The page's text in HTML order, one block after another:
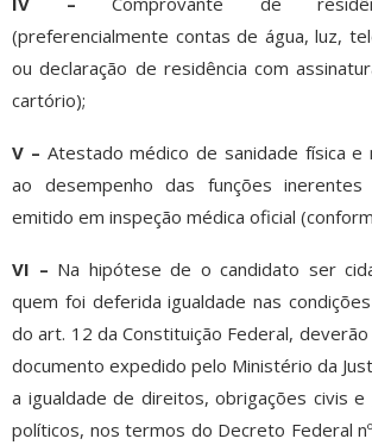
(preferencialmente contas de água, luz,
ou declaração de residência com
cartório);
V – Atestado médico de sanidade física e
ao desempenho das funções
emitido em inspeção médica oficial
VI – Na hipótese de o candidato ser
quem foi deferida igualdade nas
do art. 12 da Constituição Federal,
documento expedido pelo Ministério da
a igualdade de direitos, obrigações civis
políticos, nos termos do Decreto Federal